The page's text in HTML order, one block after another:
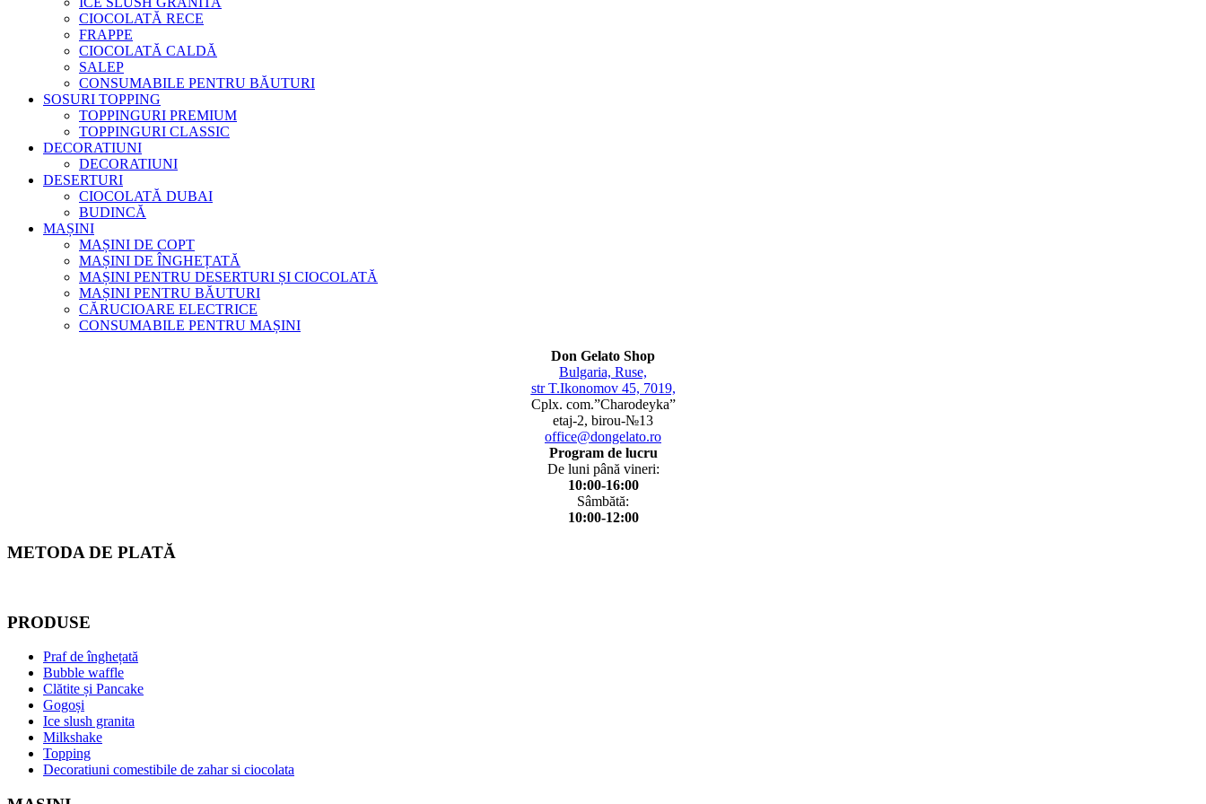
CIOCOLATĂ RECE
FRAPPE
CIOCOLATĂ CALDĂ
SALEP
CONSUMABILE PENTRU BĂUTURI
SOSURI TOPPING
TOPPINGURI PREMIUM
TOPPINGURI CLASSIC
DECORATIUNI
DECORATIUNI
DESERTURI
CIOCOLATĂ DUBAI
BUDINCĂ
MAȘINI
MAȘINI DE COPT
MAȘINI DE ÎNGHEȚATĂ
MAȘINI PENTRU DESERTURI ȘI CIOCOLATĂ
MAȘINI PENTRU BĂUTURI
CĂRUCIOARE ELECTRICE
CONSUMABILE PENTRU MAȘINI
Don Gelato Shop
Bulgaria, Ruse,
str T.Ikonomov 45, 7019,
Cplx. com.”Charodeyka”
etaj-2, birou-№13
office@dongelato.ro
Program de lucru
De luni până vineri:
10:00-16:00
Sâmbătă:
10:00-12:00
METODA DE PLATĂ
PRODUSE
Praf de înghețată
Bubble waffle
Clătite și Pancake
Gogoși
Ice slush granita
Milkshake
Topping
Decoratiuni comestibile de zahar si ciocolata